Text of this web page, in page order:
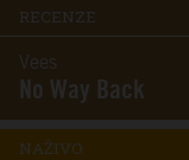
RECENZE
Vees
No Way Back
NAŽIVO